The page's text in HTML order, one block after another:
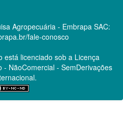
Agropecuária - Embrapa SAC:
fale-conosco
está licenciado sob a Licença
NãoComercial - SemDerivações